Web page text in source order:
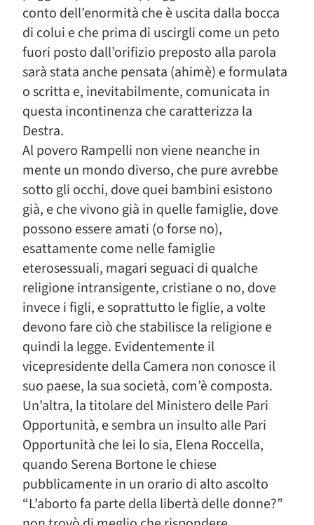
conto dell’enormità che è uscita dalla bocca
di colui e che prima di uscirgli come un peto
fuori posto dall’orifizio preposto alla parola
sarà stata anche pensata (ahimè) e formulata
o scritta e, inevitabilmente, comunicata in
questa incontinenza che caratterizza la
Destra.
Al povero Rampelli non viene neanche in
mente un mondo diverso, che pure avrebbe
sotto gli occhi, dove quei bambini esistono
già, e che vivono già in quelle famiglie, dove
possono essere amati (o forse no),
esattamente come nelle famiglie
eterosessuali, magari seguaci di qualche
religione intransigente, cristiane o no, dove
invece i figli, e soprattutto le figlie, a volte
devono fare ciò che stabilisce la religione e
quindi la legge. Evidentemente il
vicepresidente della Camera non conosce il
suo paese, la sua società, com’è composta.
Un’altra, la titolare del Ministero delle Pari
Opportunità, e sembra un insulto alle Pari
Opportunità che lei lo sia, Elena Roccella,
quando Serena Bortone le chiese
pubblicamente in un orario di alto ascolto
“L’aborto fa parte della libertà delle donne?”